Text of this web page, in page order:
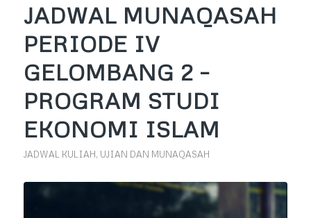
JADWAL MUNAQASAH
PERIODE IV
GELOMBANG 2 –
PROGRAM STUDI
EKONOMI ISLAM
JADWAL KULIAH, UJIAN DAN MUNAQASAH